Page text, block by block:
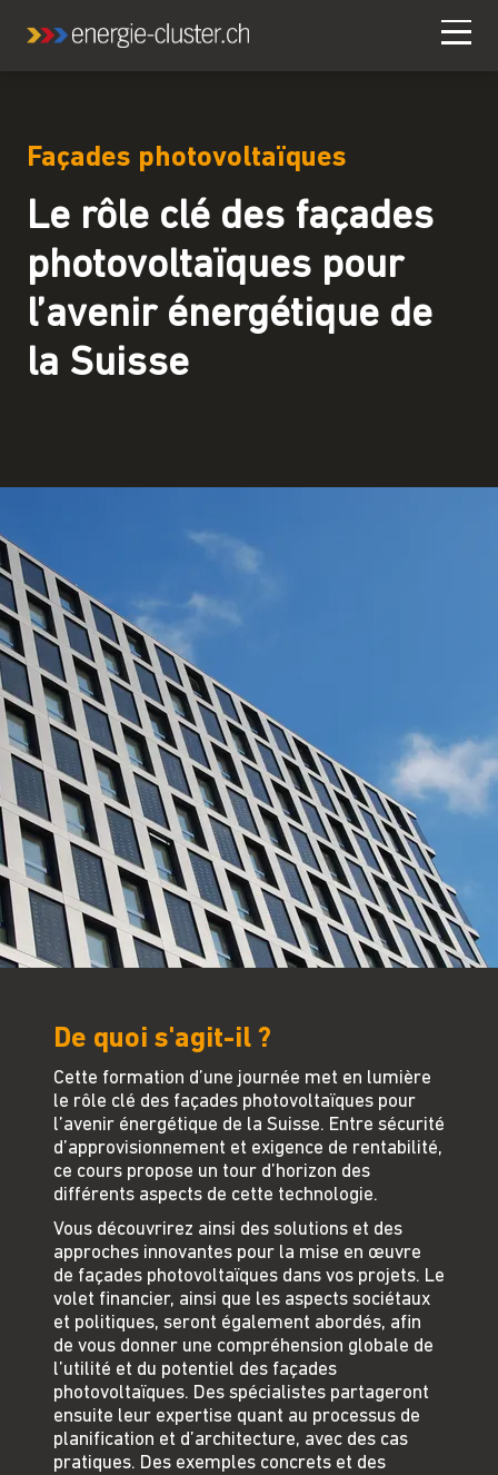
Façades photovoltaïques
Le rôle clé des façades
photovoltaïques pour
l’avenir énergétique de
la Suisse
De quoi s'agit-il ?
Cette formation d’une journée met en lumière
le rôle clé des façades photovoltaïques pour
l’avenir énergétique de la Suisse. Entre sécurité
d’approvisionnement et exigence de rentabilité,
ce cours propose un tour d’horizon des
différents aspects de cette technologie.
Vous découvrirez ainsi des solutions et des
approches innovantes pour la mise en œuvre
de façades photovoltaïques dans vos projets. Le
volet financier, ainsi que les aspects sociétaux
et politiques, seront également abordés, afin
de vous donner une compréhension globale de
l’utilité et du potentiel des façades
photovoltaïques. Des spécialistes partageront
ensuite leur expertise quant au processus de
planification et d’architecture, avec des cas
pratiques. Des exemples concrets et des